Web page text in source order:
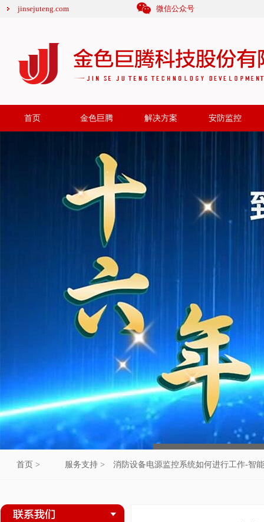
jinsejuteng.com 微信公众号
首页 金色巨腾 解决方案 安防监控
首页 > 服务支持 > 消防设备电源监控系统如何进行工作-智